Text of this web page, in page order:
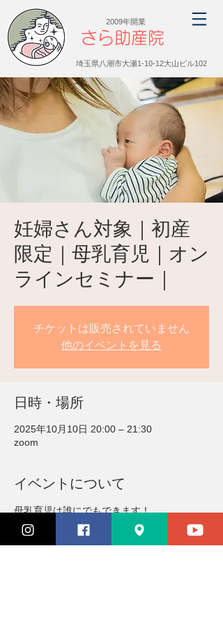
さら助産院
埼玉県八潮市大瀬1-10-12大山ビル102
2009年開業
妊婦さん対象｜初産
限定｜母乳育児｜オン
ラインセミナー｜
チケットは販売されていません
他のイベントを見る
日時・場所
2025年10月10日 20:00 – 21:30
zoom
イベントについて
母乳育児は誰にでもできます！
先輩ママが「妊娠中から知りたかった」お話